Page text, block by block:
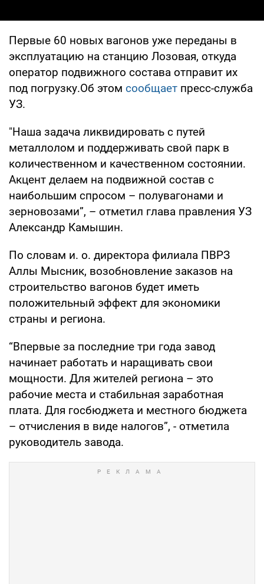
Первые 60 новых вагонов уже переданы в
эксплуатацию на станцию Лозовая, откуда
оператор подвижного состава отправит их
под погрузку.Об этом сообщает пресс-служба
УЗ.
"Наша задача ликвидировать с путей
металлолом и поддерживать свой парк в
количественном и качественном состоянии.
Акцент делаем на подвижной состав с
наибольшим спросом – полувагонами и
зерновозами”, – отметил глава правления УЗ
Александр Камышин.
По словам и. о. директора филиала ПВРЗ
Аллы Мысник, возобновление заказов на
строительство вагонов будет иметь
положительный эффект для экономики
страны и региона.
“Впервые за последние три года завод
начинает работать и наращивать свои
мощности. Для жителей региона – это
рабочие места и стабильная заработная
плата. Для госбюджета и местного бюджета
– отчисления в виде налогов”, - отметила
руководитель завода.